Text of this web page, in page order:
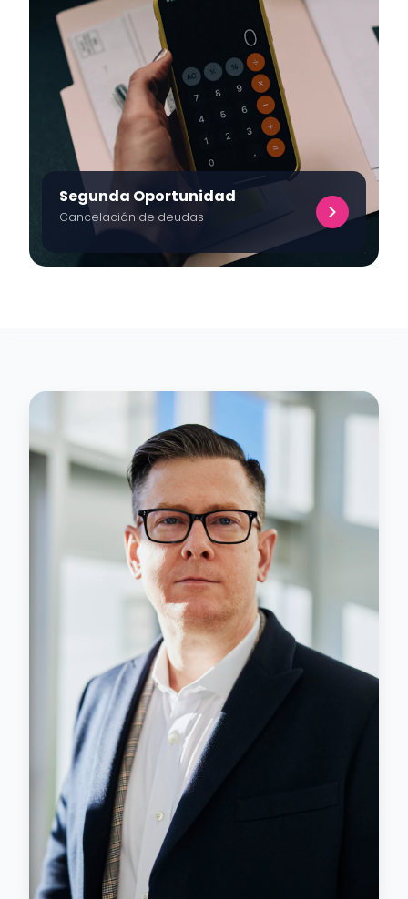
Segunda Oportunidad
Cancelación de deudas